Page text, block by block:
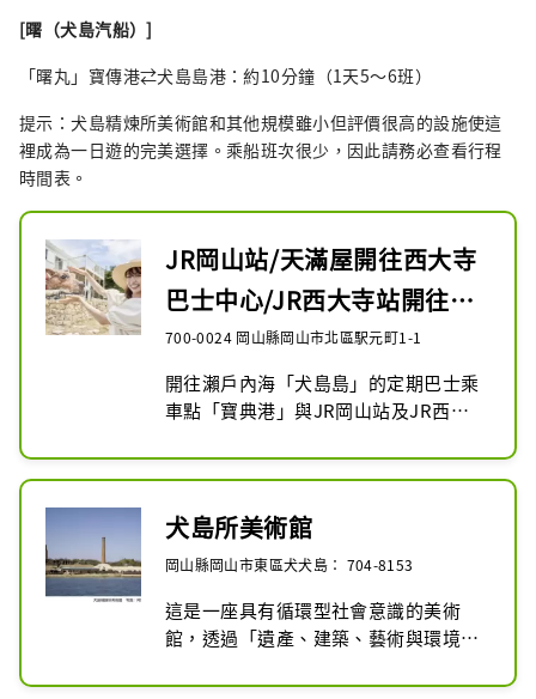
[曙（犬島汽船）]
「曙丸」寶傳港⇄犬島島港：約10分鐘（1天5～6班）
提示：犬島精煉所美術館和其他規模雖小但評價很高的設施使這
裡成為一日遊的完美選擇。乘船班次很少，因此請務必查看行程
時間表。
JR岡山站/天滿屋開往西大寺
巴士中心/JR西大寺站開往西
鳳殿（犬島）的...
700-0024 岡山縣岡山市北區駅元町1-1
開往瀨戶內海「犬島島」的定期巴士乘
車點「寶典港」與JR岡山站及JR西大
距離西寶典巴士站約5分鐘步行路程。
（營運時刻表）。
・期間：2025年4月4日（星期五）～
2026年3月30日（星期一）（指定日
期） ・時間：時刻表請確認官方網站或
・地點：JR岡山站天滿屋～JR西大寺
犬島所美術館
岡山縣岡山市東區犬犬島： 704-8153
這是一座具有循環型社會意識的美術
館，透過「遺產、建築、藝術與環境」
術館內的冶煉廠遺址於2007年被經濟產